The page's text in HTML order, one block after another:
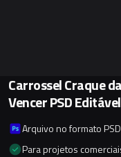
Carrossel Craque
Vencer PSD Editável
Arquivo no formato
Para projetos